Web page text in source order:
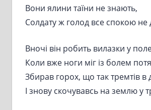
Вони ялини таїни не знають,
Солдату ж голод все спокою не
Вночі він робить вилазки у
Коли вже ноги міг із болем
Збирав горох, що так тремтів в
І знову скочувавсь на землю у